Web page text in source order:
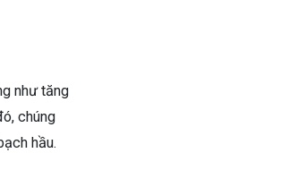
như tăng
chúng
hầu.